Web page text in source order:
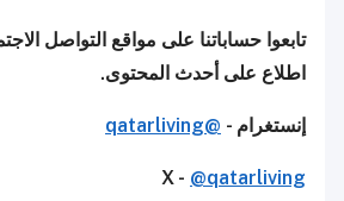
تابعوا حساباتنا على مواقع التواصل
اطلاع على أحدث المحتوى.
إنستغرام - @qatarliving
X - @qatarliving